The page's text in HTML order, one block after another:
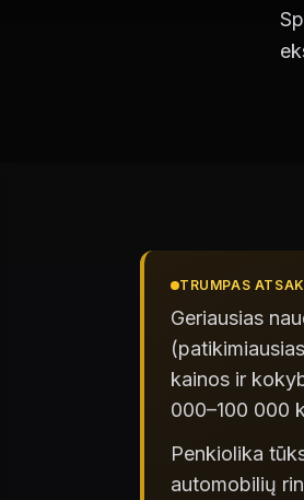
TRUMPAS
Geriausias
kainos ir
000–100 000
Penkiolika
automobilių